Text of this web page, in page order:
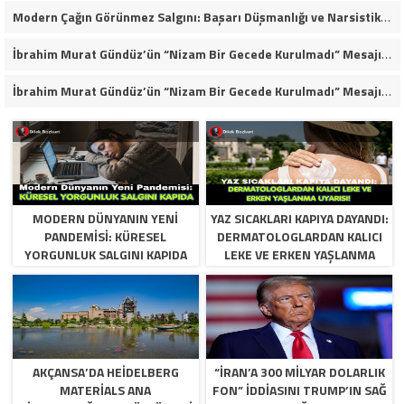
Modern Çağın Görünmez Salgını: Başarı Düşmanlığı ve Narsistik Yükseliş
İbrahim Murat Gündüz’ün “Nizam Bir Gecede Kurulmadı” Mesajı Sosyal Medyada Geniş Yankı Uyandırdı
İbrahim Murat Gündüz’ün “Nizam Bir Gecede Kurulmadı” Mesajı Neden Viral Oldu?
MODERN DÜNYANIN YENI
PANDEMISI: KÜRESEL
YORGUNLUK SALGINI KAPIDA
YAZ SICAKLARI KAPIYA DAYANDI:
DERMATOLOGLARDAN KALICI
LEKE VE ERKEN YAŞLANMA
UYARISI!
AKÇANSA’DA HEIDELBERG
MATERIALS ANA
“İRAN’A 300 MILYAR DOLARLIK
FON” IDDIASINI TRUMP’IN SAĞ